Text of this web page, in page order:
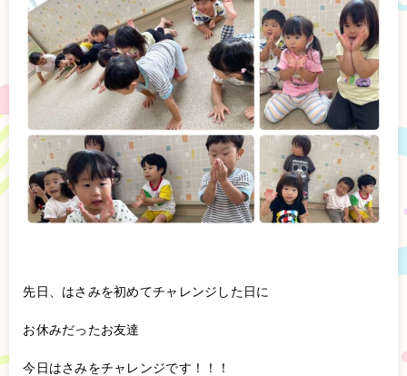
先日、はさみを初めてチャレンジした日に
お休みだったお友達
今日はさみをチャレンジです！！！